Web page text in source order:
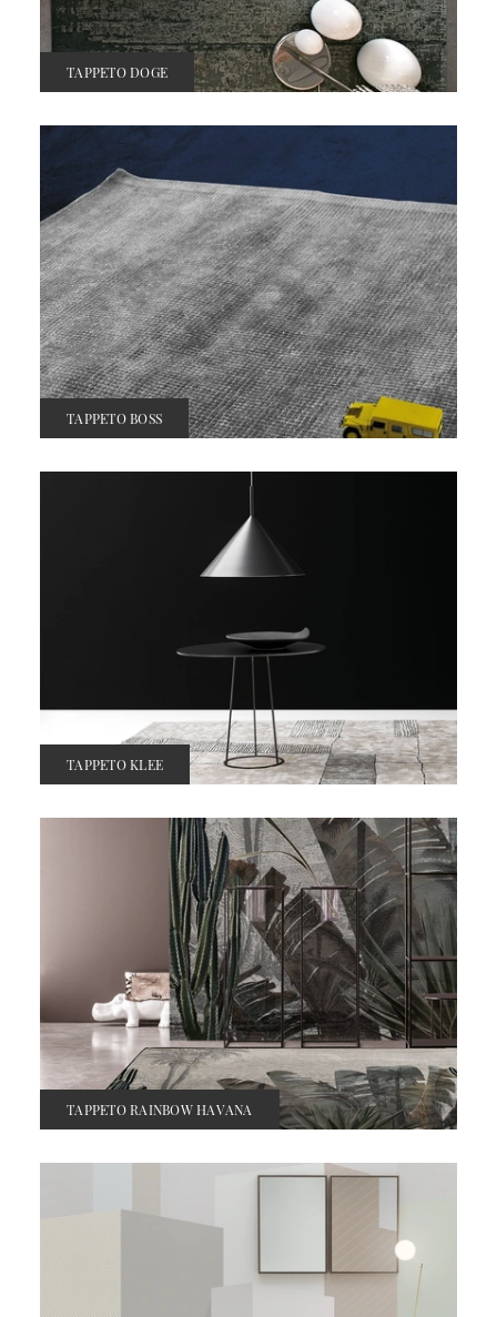
TAPPETO DOGE
TAPPETO BOSS
TAPPETO KLEE
TAPPETO RAINBOW HAVANA